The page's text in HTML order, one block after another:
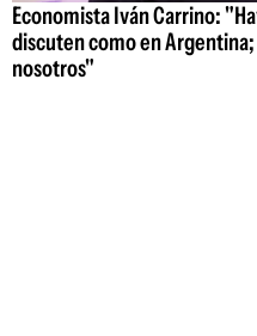
Economista Iván Carrino:
discuten como en
nosotros"